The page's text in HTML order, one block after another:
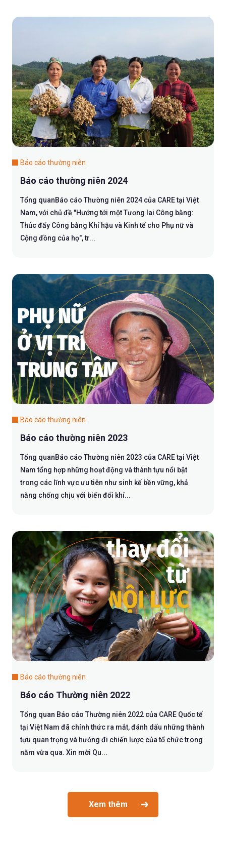
Báo cáo thường niên
Báo cáo thường niên 2024
Tổng quanBáo cáo Thường niên 2024 của CARE tại Việt
Nam, với chủ đề "Hướng tới một Tương lai Công bằng:
Thúc đẩy Công bằng Khí hậu và Kinh tế cho Phụ nữ và
Cộng đồng của họ", tr...
Báo cáo thường niên
Báo cáo thường niên 2023
Tổng quanBáo cáo Thường niên 2023 của CARE tại Việt
Nam tổng hợp những hoạt động và thành tựu nổi bật
trong các lĩnh vực ưu tiên như sinh kế bền vững, khả
năng chống chịu với biến đổi khí...
Báo cáo thường niên
Báo cáo Thường niên 2022
Tổng quan Báo cáo Thường niên 2022 của CARE Quốc tế
tại Việt Nam đã chính thức ra mắt, đánh dấu những thành
tựu quan trọng và hướng đi chiến lược của tổ chức trong
năm vừa qua. Xin mời Qu...
Xem thêm